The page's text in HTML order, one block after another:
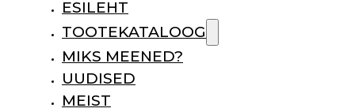
ESILEHT
TOOTEKATALOOG
MIKS MEENED?
UUDISED
MEIST